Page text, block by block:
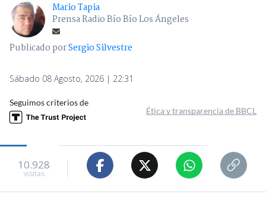
Mario Tapia
Prensa Radio Bío Bío Los Ángeles
Publicado porSergio Silvestre
Sábado 08 Agosto, 2026 | 22:31
Seguimos criterios de
Ética y transparencia de BBCL
10.928
visitas